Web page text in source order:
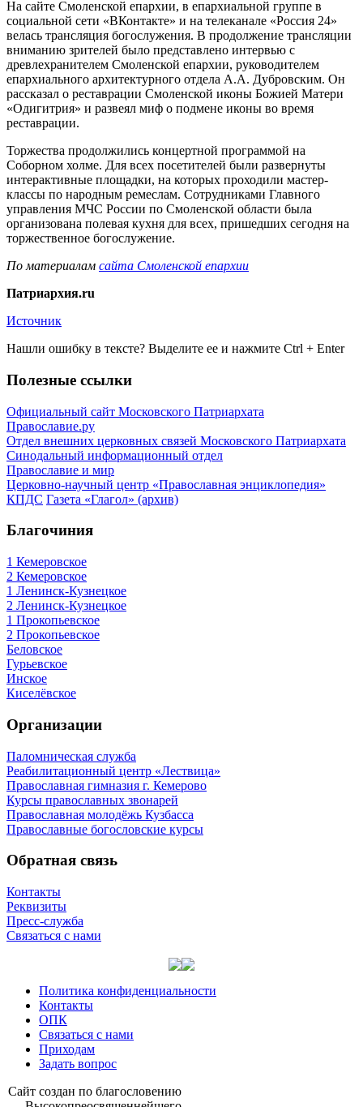
На сайте Смоленской епархии, в епархиальной группе в
социальной сети «ВКонтакте» и на телеканале «Россия 24»
велась трансляция богослужения. В продолжение трансляции
вниманию зрителей было представлено интервью с
древлехранителем Смоленской епархии, руководителем
епархиального архитектурного отдела А.А. Дубровским. Он
рассказал о реставрации Смоленской иконы Божией Матери
«Одигитрия» и развеял миф о подмене иконы во время
реставрации.
Торжества продолжились концертной программой на
Соборном холме. Для всех посетителей были развернуты
интерактивные площадки, на которых проходили мастер-
классы по народным ремеслам. Сотрудниками Главного
управления МЧС России по Смоленской области была
организована полевая кухня для всех, пришедших сегодня на
торжественное богослужение.
По материалам сайта Смоленской епархии
Патриархия.ru
Источник
Нашли ошибку в тексте? Выделите ее и нажмите Ctrl + Enter
Полезные ссылки
Официальный сайт Московского Патриархата
Православие.ру
Отдел внешних церковных связей Московского Патриархата
Синодальный информационный отдел
Православие и мир
Церковно-научный центр «Православная энциклопедия»
КПДС Газета «Глагол» (архив)
Благочиния
1 Кемеровское
2 Кемеровское
1 Ленинск-Кузнецкое
2 Ленинск-Кузнецкое
1 Прокопьевское
2 Прокопьевское
Беловское
Гурьевское
Инское
Киселёвское
Организации
Паломническая служба
Реабилитационный центр «Лествица»
Православная гимназия г. Кемерово
Курсы православных звонарей
Православная молодёжь Кузбасса
Православные богословские курсы
Обратная связь
Контакты
Реквизиты
Пресс-служба
Связаться с нами
Политика конфиденциальности
Контакты
ОПК
Связаться с нами
Приходам
Задать вопрос
Сайт со­здан по бла­го­сло­ве­нию